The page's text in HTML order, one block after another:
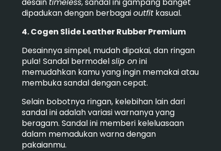
dipadukan dengan berbagaioutfitkasual.
4. Cogen Slide Leather Rubber Premium
Desainnya simpel, mudah dipakai, dan ringan
pula! Sandal bermodelslip onini
memudahkan kamu yang ingin memakai atau
membuka sandal dengan cepat.
Selain bobotnya ringan, kelebihan lain dari
sandal ini adalah variasi warnanya yang
beragam. Sandal ini memberi keleluasaan
dalam memadukan warna dengan
pakaianmu.